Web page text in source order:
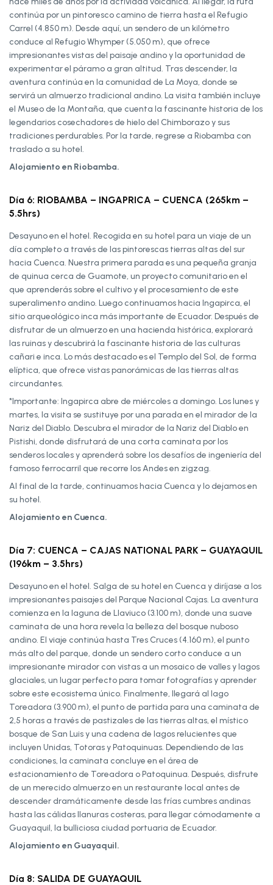
continúa por un pintoresco camino de tierra hasta el Refugio
Carrel (4.850 m). Desde aquí, un sendero de un kilómetro
conduce al Refugio Whymper (5.050 m), que ofrece
impresionantes vistas del paisaje andino y la oportunidad de
experimentar el páramo a gran altitud. Tras descender, la
aventura continúa en la comunidad de La Moya, donde se
servirá un almuerzo tradicional andino. La visita también incluye
el Museo de la Montaña, que cuenta la fascinante historia de los
legendarios cosechadores de hielo del Chimborazo y sus
tradiciones perdurables. Por la tarde, regrese a Riobamba con
traslado a su hotel.
Alojamiento en Riobamba.
Día 6: RIOBAMBA – INGAPRICA – CUENCA (265km –
5.5hrs)
Desayuno en el hotel. Recogida en su hotel para un viaje de un
día completo a través de las pintorescas tierras altas del sur
hacia Cuenca. Nuestra primera parada es una pequeña granja
de quinua cerca de Guamote, un proyecto comunitario en el
que aprenderás sobre el cultivo y el procesamiento de este
superalimento andino. Luego continuamos hacia Ingapirca, el
sitio arqueológico inca más importante de Ecuador. Después de
disfrutar de un almuerzo en una hacienda histórica, explorará
las ruinas y descubrirá la fascinante historia de las culturas
cañari e inca. Lo más destacado es el Templo del Sol, de forma
elíptica, que ofrece vistas panorámicas de las tierras altas
circundantes.
*Importante: Ingapirca abre de miércoles a domingo. Los lunes y
martes, la visita se sustituye por una parada en el mirador de la
Nariz del Diablo. Descubra el mirador de la Nariz del Diablo en
Pistishi, donde disfrutará de una corta caminata por los
senderos locales y aprenderá sobre los desafíos de ingeniería del
famoso ferrocarril que recorre los Andes en zigzag.
Al final de la tarde, continuamos hacia Cuenca y lo dejamos en
su hotel.
Alojamiento en Cuenca.
Día 7: CUENCA – CAJAS NATIONAL PARK – GUAYAQUIL
(196km – 3.5hrs)
Desayuno en el hotel. Salga de su hotel en Cuenca y diríjase a los
impresionantes paisajes del Parque Nacional Cajas. La aventura
comienza en la laguna de Llaviuco (3.100 m), donde una suave
caminata de una hora revela la belleza del bosque nuboso
andino. El viaje continúa hasta Tres Cruces (4.160 m), el punto
más alto del parque, donde un sendero corto conduce a un
impresionante mirador con vistas a un mosaico de valles y lagos
glaciales, un lugar perfecto para tomar fotografías y aprender
sobre este ecosistema único. Finalmente, llegará al lago
Toreadora (3.900 m), el punto de partida para una caminata de
2,5 horas a través de pastizales de las tierras altas, el místico
bosque de San Luis y una cadena de lagos relucientes que
incluyen Unidas, Totoras y Patoquinuas. Dependiendo de las
condiciones, la caminata concluye en el área de
estacionamiento de Toreadora o Patoquinua. Después, disfrute
de un merecido almuerzo en un restaurante local antes de
descender dramáticamente desde las frías cumbres andinas
hasta las cálidas llanuras costeras, para llegar cómodamente a
Guayaquil, la bulliciosa ciudad portuaria de Ecuador.
Alojamiento en Guayaquil.
Día 8: SALIDA DE GUAYAQUIL